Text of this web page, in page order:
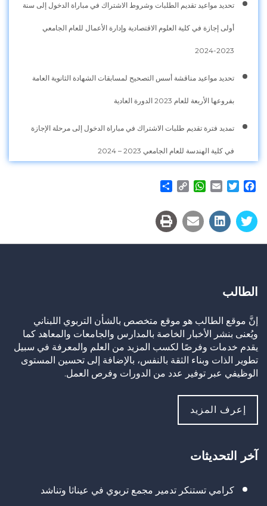
تحديد مواعيد تقديم الطلبات وشروط الاشتراك في مباراة الدخول إلى سنة
أولى إجازة في كلية العلوم الاقتصادية وإدارة الأعمال للعام الجامعي
2023-2024
تحديد مواعيد مناقشة أسس التصحيح لمسابقات الشهادة الثانوية العامة
بفروعها الأربعة للعام 2023 الدورة العادية
تمديد فترة تقديم طلبات الاشتراك في مباراة الدخول إلى مرحلة الإجازة
في كلية الهندسة للعام الجامعي 2023 – 2024
Facebook
Twitter
Email
WhatsApp
Copy
الطالب
إنَّ موقع الطالب هو موقع متخصص بالشأن التربوي اللبناني
ويُعنى بنشر الأخبار الخاصة بالمدارس والجامعات والمعاهد كما
يقدم خدمات وفرصًا لكسب المزيد من العلم والمعرفة في سبيل
تطوير الذات وبناء الثقة بالنفس، بالإضافة إلى تحسين المستوى
الوظيفي عبر توفير عدد من الدورات وفرص العمل.
إعرف المزيد
آخر التحديثات
كرامي تستنكر تدمير مجمع تربوي في عيناثا وتناشد